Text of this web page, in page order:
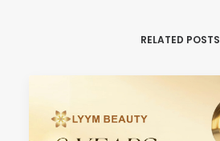
RELATED POSTS